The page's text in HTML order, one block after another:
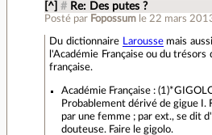
[^] # Re: Des putes ?
Posté par Fopossum le 22 mars
Du dictionnaire Laroussemais
l'Académie Française ou du trésors
française.
Académie Française :
Probablement dérivé de gigue I.
par une femme ; par ext., se dit
douteuse. Faire le gigolo.